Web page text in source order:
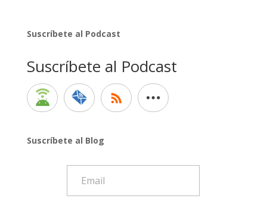
Suscríbete al Podcast
Suscríbete al Podcast
Suscríbete al Blog